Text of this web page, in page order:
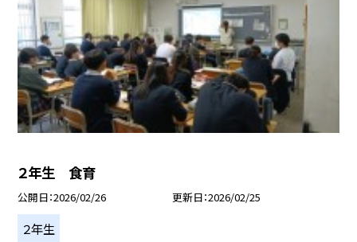
２年生 食育
公開日 2026/02/26 更新日 2026/02/25
２年生